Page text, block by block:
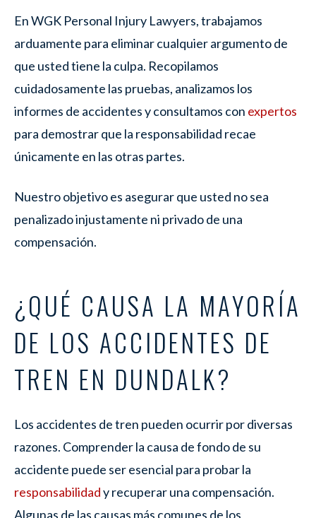
En WGK Personal Injury Lawyers, trabajamos
arduamente para eliminar cualquier argumento de
que usted tiene la culpa. Recopilamos
cuidadosamente las pruebas, analizamos los
informes de accidentes y consultamos con expertos
para demostrar que la responsabilidad recae
únicamente en las otras partes.
Nuestro objetivo es asegurar que usted no sea
penalizado injustamente ni privado de una
compensación.
¿QUÉ CAUSA LA MAYORÍA
DE LOS ACCIDENTES DE
TREN EN DUNDALK?
Los accidentes de tren pueden ocurrir por diversas
razones. Comprender la causa de fondo de su
accidente puede ser esencial para probar la
responsabilidady recuperar una compensación.
Algunas de las causas más comunes de los